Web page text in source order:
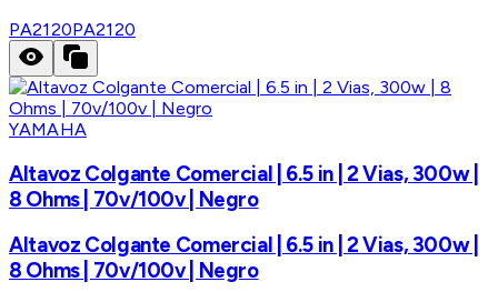
PA2120PA2120
YAMAHA
Altavoz Colgante Comercial | 6.5 in | 2 Vias, 300w |
8 Ohms | 70v/100v | Negro
Altavoz Colgante Comercial | 6.5 in | 2 Vias, 300w |
8 Ohms | 70v/100v | Negro